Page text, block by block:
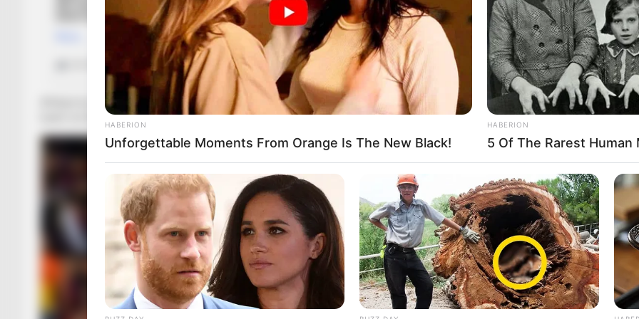
Afrikani ka folur në lidhje me Mohamed Salah, duke e nxitur egjiptianin të ndërrojë ekip. Për t’u bërë më i miri duhet të
luash me Barcelonën dhe Eto e këshillon egjiptianin që të synojë këtë lëvizje.
HABERION
Unforgettable Moments From Orange Is The New Black!
HABERION
5 Of The Rarest